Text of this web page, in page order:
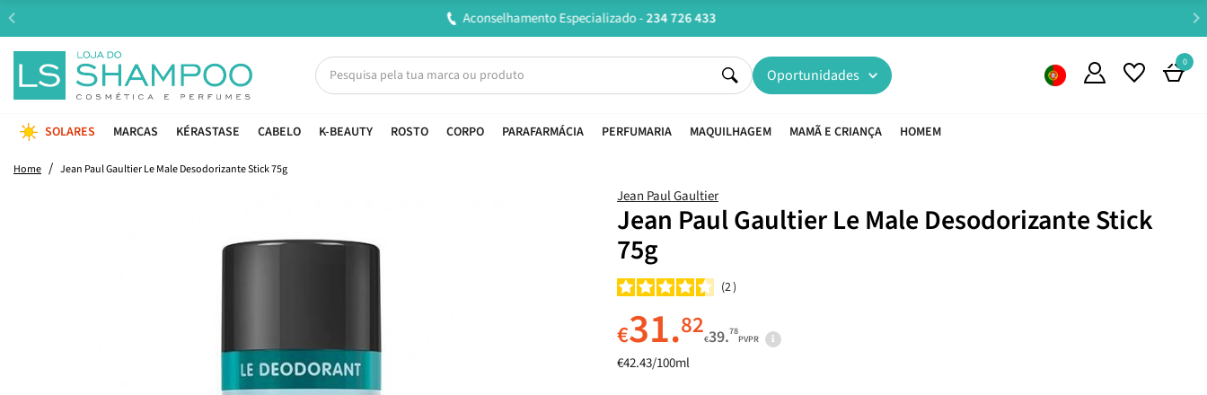
Entregas em 24H úteis.Oferta de portes a partir de €45*
Oportunidades
0
SOLARES MARCAS KÉRASTASE CABELO K-BEAUTY ROSTO CORPO PARAFARMÁCIA PERFUMARIA MAQUILHAGEM MAMÃ E CRIANÇA HOMEM
Home Jean Paul Gaultier Le Male Desodorizante Stick 75g
Jean Paul Gaultier
Jean Paul Gaultier Le Male Desodorizante Stick
75g
2
€31.82€39.78
PVPR
€42.43/100ml